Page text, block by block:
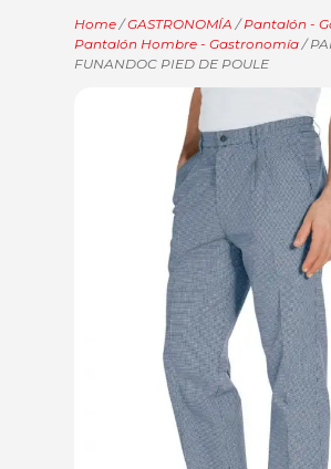
Home /GASTRONOMÍA /Pantalón -
Pantalón Hombre - Gastronomía /
FUNANDOC PIED DE POULE